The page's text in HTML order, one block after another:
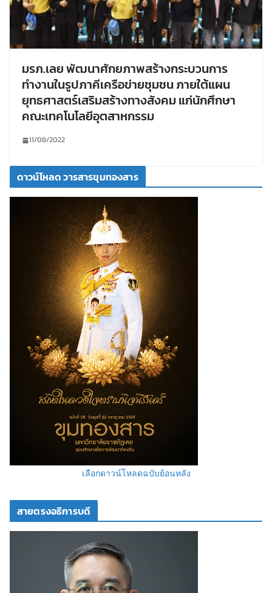
มรภ.เลย พัฒนาศักยภาพสร้างกระบวนการ
ทำงานในรูปภาคีเครือข่ายชุมชน ภายใต้แผน
ยุทธศาสตร์เสริมสร้างทางสังคม แก่นักศึกษา
คณะเทคโนโลยีอุตสาหกรรม
11/08/2022
ดาวน์โหลด วารสารขุมทองสาร
เลือกดาวน์โหลดฉบับย้อนหลัง
สายตรงอธิการบดี